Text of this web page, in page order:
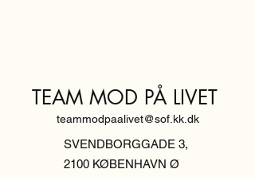
TEAM MOD PÅ LIVET
teammodpaalivet@sof.kk.dk
SVENDBORGGADE 3,
2100 KØBENHAVN Ø